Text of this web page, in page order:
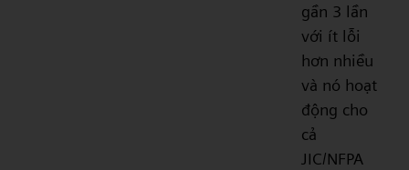
gần 3 lần
với ít lỗi
hơn nhiều
và nó hoạt
động cho
cả
JIC/NFPA